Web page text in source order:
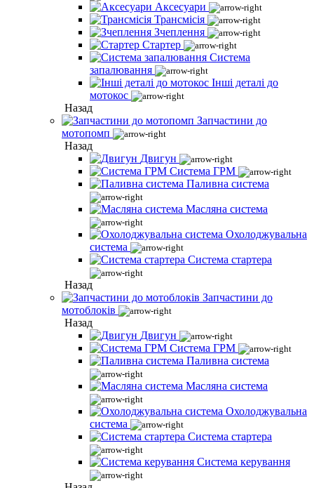
Аксесуари
Трансмісія
Зчеплення
Стартер
Система
запалювання
Інші деталі до
мотокос
Назад
Запчастини до
мотопомп
Назад
Двигун
Система ГРМ
Паливна система
Масляна система
Охолоджувальна
система
Система стартера
Назад
Запчастини до
мотоблоків
Назад
Двигун
Система ГРМ
Паливна система
Масляна система
Охолоджувальна
система
Система стартера
Система керування